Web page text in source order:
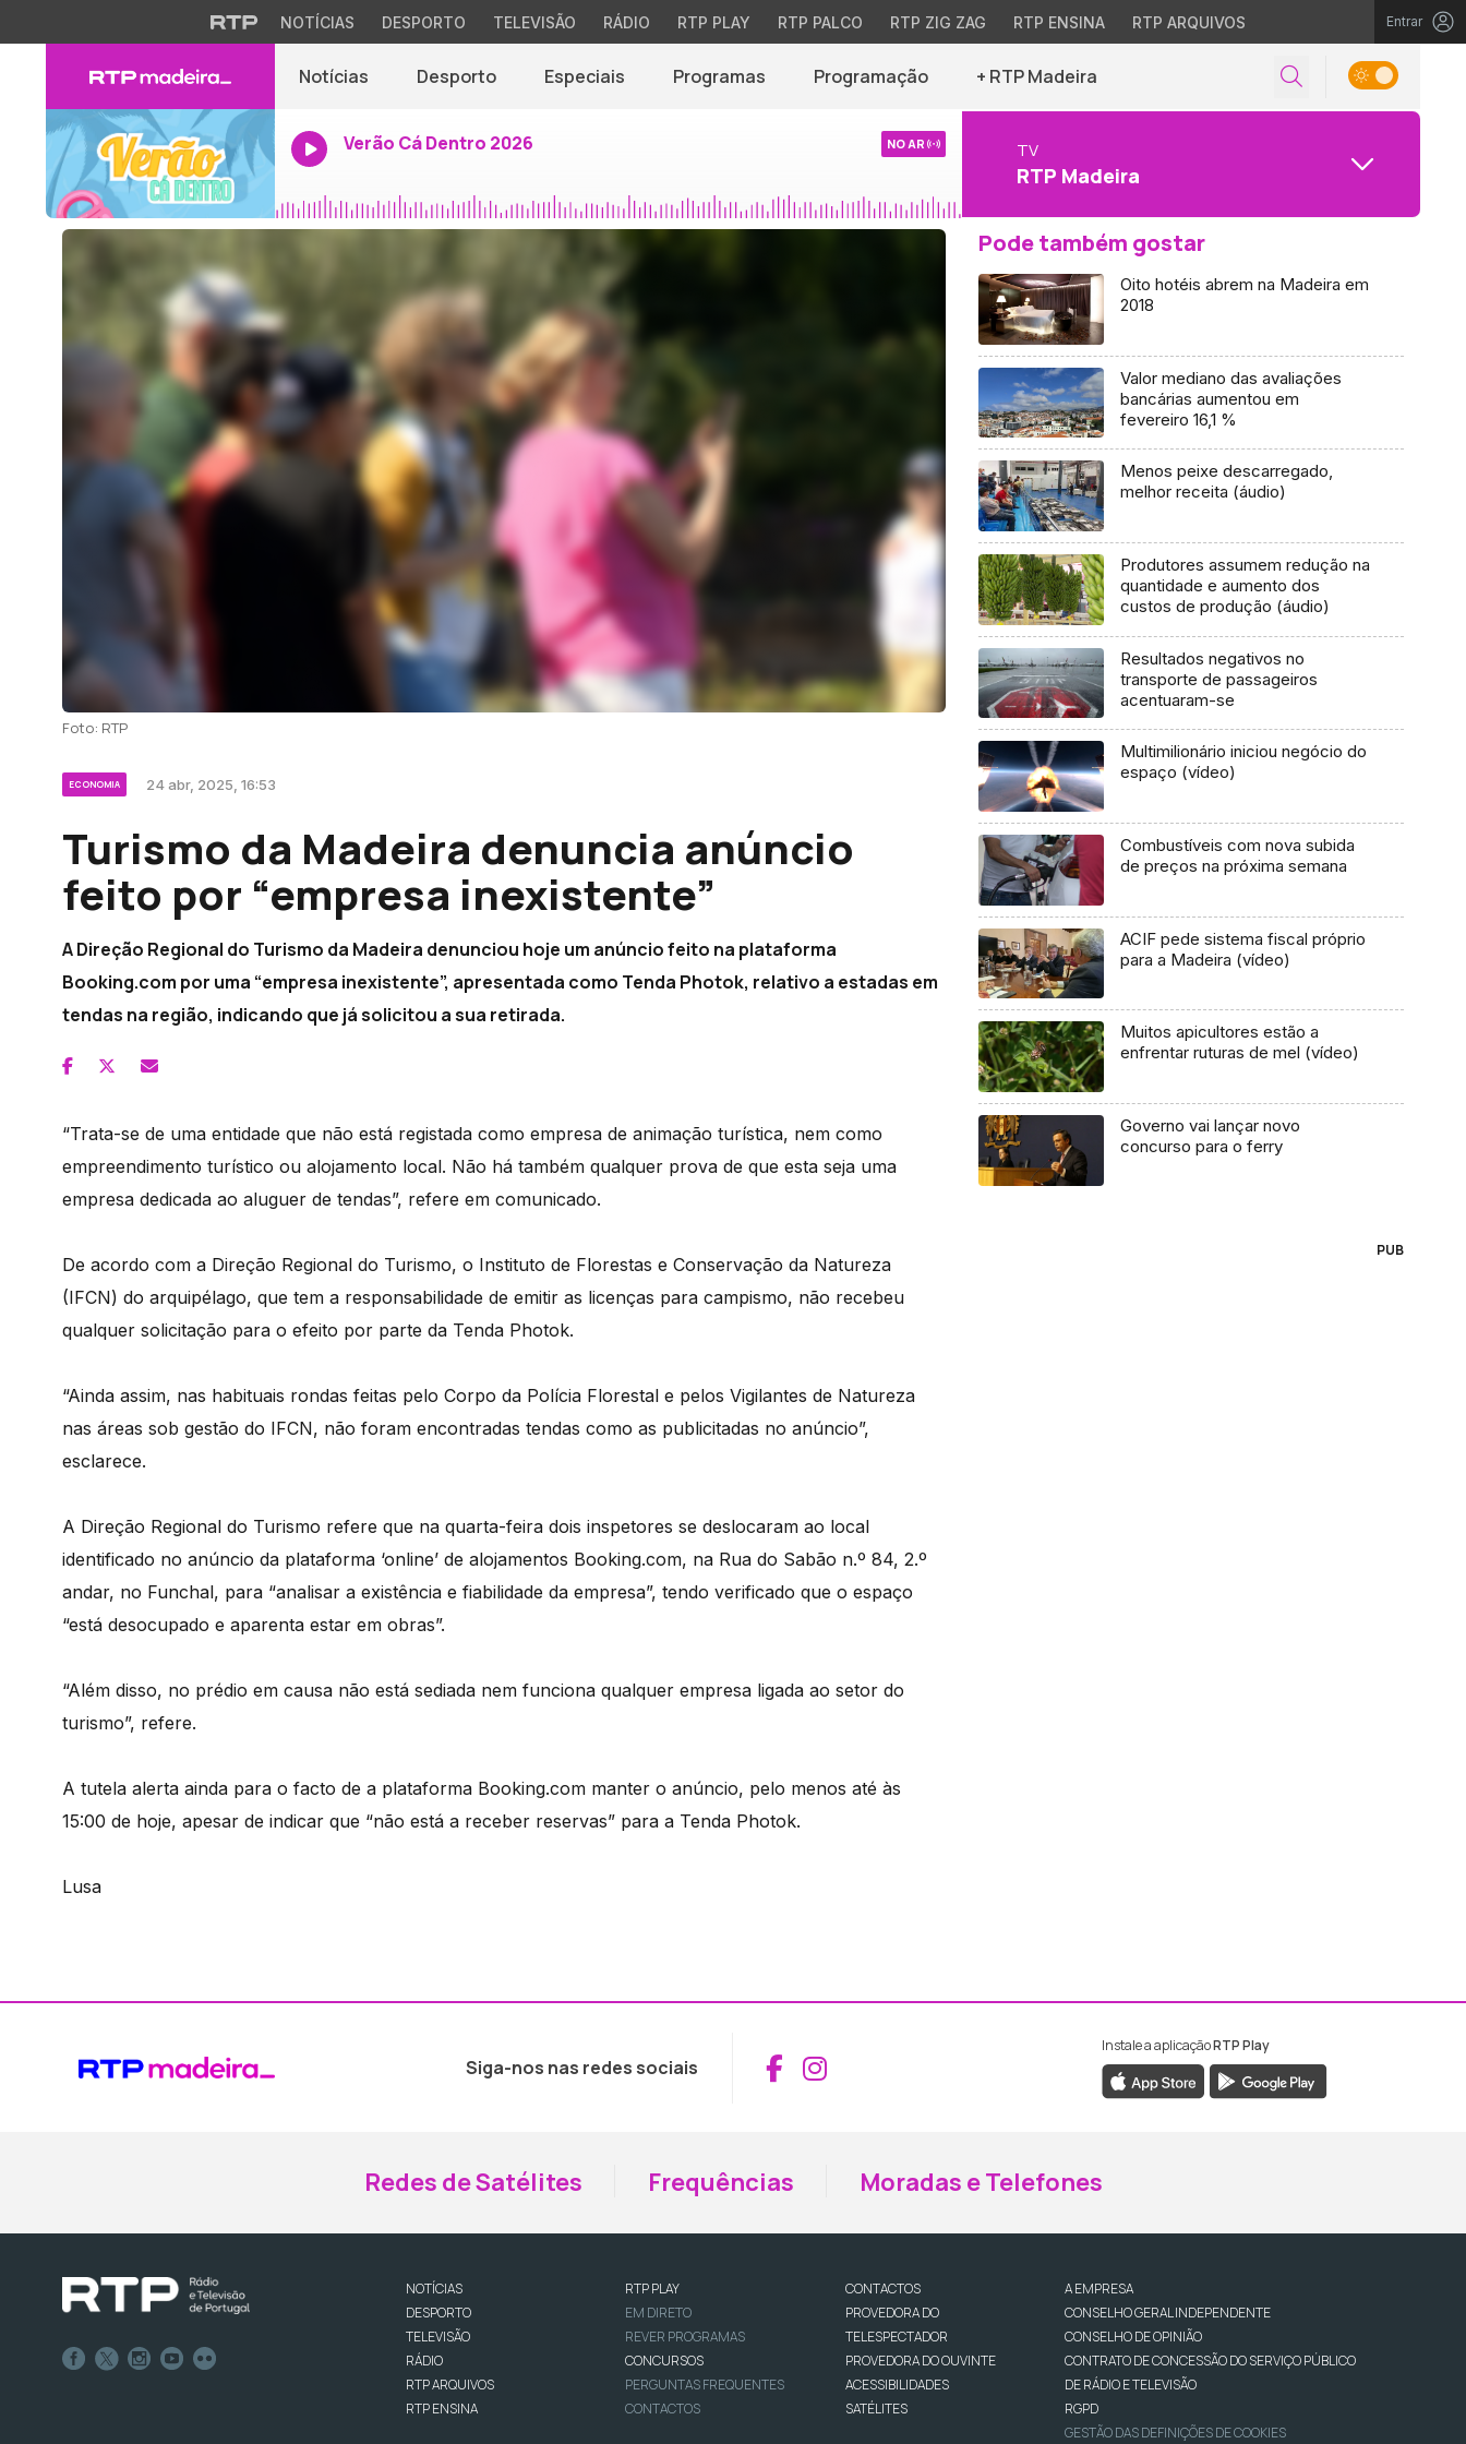
NOTÍCIAS DESPORTO TELEVISÃO RÁDIO RTP PLAY RTP PALCO RTP ZIG ZAG RTP ENSINA RTP ARQUIVOS Entrar
Notícias Desporto Especiais Programas Programação + RTP Madeira
Verão Cá Dentro 2026 NO AR TV
RTP Madeira
Foto: RTP
ECONOMIA 24 abr, 2025, 16:53
Turismo da Madeira denuncia anúncio
feito por “empresa inexistente”
A Direção Regional do Turismo da Madeira denunciou hoje um anúncio feito na plataforma
Booking.com por uma “empresa inexistente”, apresentada como Tenda Photok, relativo a estadas em
tendas na região, indicando que já solicitou a sua retirada.
“Trata-se de uma entidade que não está registada como empresa de animação turística, nem como
empreendimento turístico ou alojamento local. Não há também qualquer prova de que esta seja uma
empresa dedicada ao aluguer de tendas”, refere em comunicado.
De acordo com a Direção Regional do Turismo, o Instituto de Florestas e Conservação da Natureza
(IFCN) do arquipélago, que tem a responsabilidade de emitir as licenças para campismo, não recebeu
qualquer solicitação para o efeito por parte da Tenda Photok.
“Ainda assim, nas habituais rondas feitas pelo Corpo da Polícia Florestal e pelos Vigilantes de Natureza
nas áreas sob gestão do IFCN, não foram encontradas tendas como as publicitadas no anúncio”,
esclarece.
A Direção Regional do Turismo refere que na quarta-feira dois inspetores se deslocaram ao local
identificado no anúncio da plataforma ‘online’ de alojamentos Booking.com, na Rua do Sabão n.º 84, 2.º
andar, no Funchal, para “analisar a existência e fiabilidade da empresa”, tendo verificado que o espaço
“está desocupado e aparenta estar em obras”.
“Além disso, no prédio em causa não está sediada nem funciona qualquer empresa ligada ao setor do
turismo”, refere.
A tutela alerta ainda para o facto de a plataforma Booking.com manter o anúncio, pelo menos até às
15:00 de hoje, apesar de indicar que “não está a receber reservas” para a Tenda Photok.
Lusa
Pode também gostar
Oito hotéis abrem na Madeira em
2018
Valor mediano das avaliações
bancárias aumentou em
fevereiro 16,1 %
Menos peixe descarregado,
melhor receita (áudio)
Produtores assumem redução na
quantidade e aumento dos
custos de produção (áudio)
Resultados negativos no
transporte de passageiros
acentuaram-se
Multimilionário iniciou negócio do
espaço (vídeo)
Combustíveis com nova subida
de preços na próxima semana
ACIF pede sistema fiscal próprio
para a Madeira (vídeo)
Muitos apicultores estão a
enfrentar ruturas de mel (vídeo)
Governo vai lançar novo
concurso para o ferry
PUB
Siga-nos nas redes sociais Aceder ao Facebook da RTP Madeira
Aceder ao Instagram da RTP Madeira
Instale a aplicaçãoRTP Play
Redes de Satélites Frequências Moradas e Telefones
NOTÍCIAS
DESPORTO
TELEVISÃO
RÁDIO
RTP ARQUIVOS
RTP ENSINA
RTP PLAY
EM DIRETO
REVER PROGRAMAS
CONCURSOS
PERGUNTAS FREQUENTES
CONTACTOS
CONTACTOS
PROVEDORA DO
TELESPECTADOR
PROVEDORA DO OUVINTE
ACESSIBILIDADES
SATÉLITES
A EMPRESA
CONSELHO GERAL INDEPENDENTE
CONSELHO DE OPINIÃO
CONTRATO DE CONCESSÃO DO SERVIÇO PÚBLICO
DE RÁDIO E TELEVISÃO
RGPD
GESTÃO DAS DEFINIÇÕES DE COOKIES